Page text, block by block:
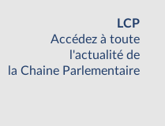
LCP
Accédez à toute
l'actualité de
la Chaine Parlementaire